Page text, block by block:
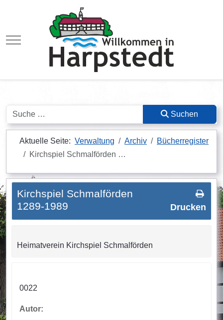
Mobile Menu Toggle
Suchen Suchen
Aktuelle Seite: Verwaltung Archiv
Bücherregister
Kirchspiel Schmalförden …
Drucken
Kirchspiel Schmalförden
1289-1989
Heimatverein Kirchspiel Schmalförden
0022
Autor: